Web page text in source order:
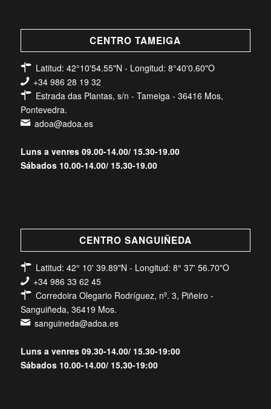
CENTRO TAMEIGA
Latitud: 42°10'54.55"N - Longitud: 8°40'0.60"O
+34 986 28 19 32
Estrada das Plantas, s/n - Tameiga - 36416 Mos,
Pontevedra.
adoa@adoa.es
Luns a venres 09.00-14.00/ 15.30-19.00
Sábados 10.00-14.00/ 15.30-19.00
CENTRO SANGUIÑEDA
Latitud: 42° 10' 39.89"N - Longitud: 8° 37' 56.70"O
+34 986 33 62 45
Corredoira Olegario Rodríguez, nº. 3, Piñeiro -
Sanguiñeda, 36419 Mos.
sanguineda@adoa.es
Luns a venres 09.30-14.00/ 15.30-19:00
Sábados 10.00-14.00/ 15.30-19:00